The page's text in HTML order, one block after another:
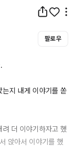
팔로우
지 내게 이야기를 쏟
더 이야기하자고 했
앉아서 이야기를 했